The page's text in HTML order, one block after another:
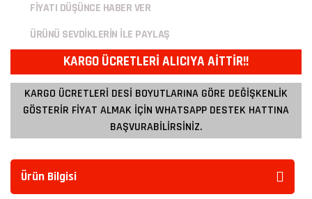
FİYATI DÜŞÜNCE HABER VER
ÜRÜNÜ SEVDİKLERİN İLE PAYLAŞ
KARGO ÜCRETLERİ ALICIYA AİTTİR!!
KARGO ÜCRETLERİ DESİ BOYUTLARINA GÖRE DEĞİŞKENLİK
GÖSTERİR FİYAT ALMAK İÇİN WHATSAPP DESTEK HATTINA
BAŞVURABİLİRSİNİZ.
Ürün Bilgisi